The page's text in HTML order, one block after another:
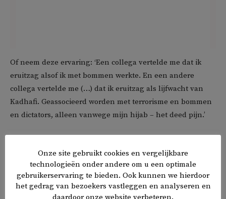
Of neem deze ervaring: ‘Een collega vertelde me dat ik
eruitzag alsof ik met bommen werkte. En een andere
collega vertelde me (…) dat ik eruitzag als lijfwacht van
Kadhafi. Geassocieerd worden met terrorisme en bommen
en dictators, alleen vanwege mijn hijab – het deed pijn.’
werkende Britse moslims discriminatie ervaart op de
werkvloer.
Onze site gebruikt cookies en vergelijkbare
technologieën onder andere om u een optimale
gebruikerservaring te bieden. Ook kunnen we hierdoor
het gedrag van bezoekers vastleggen en analyseren en